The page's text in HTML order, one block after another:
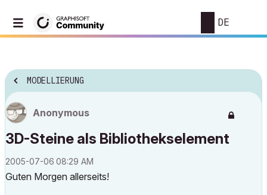
DE
MODELLIERUNG
Anonymous
3D-Steine als Bibliothekselement
‎2005-07-06 08:29 AM
Guten Morgen allerseits!